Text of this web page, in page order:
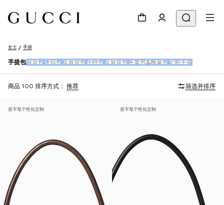
女士 手袋
手提包肩背包 迷你包 双肩背包 托特包 双肩背包 手拿包&晚宴包 定制手袋
商品 100 排序方式： 推荐 筛选并排序
首字母个性化定制 首字母个性化定制